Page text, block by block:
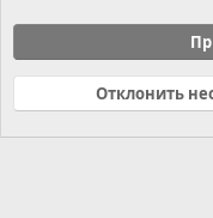
Cookies
Связь с нами
Условия и
Политика
Отклонить